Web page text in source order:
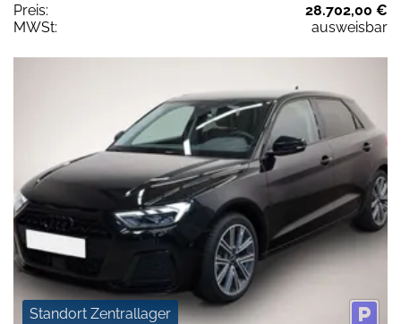
Preis:
28.702,00 €
MWSt:
ausweisbar
Standort Zentrallager